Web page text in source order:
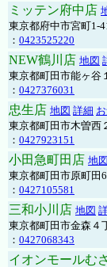
ミッテン府中店
東京都府中市宮町1-
： 0423525220
NEW鶴川店 地図
東京都町田市能ヶ
： 0427376031
忠生店 地図 詳細
東京都町田市木曽西
： 0427923151
小田急町田店 地図
東京都町田市原町田
： 0427105581
三和小川店 地図
東京都町田市金森４
： 0427068343
イオンモールむ